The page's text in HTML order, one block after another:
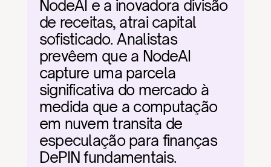
NodeAI e a inovadora divisão
de receitas, atrai capital
sofisticado. Analistas
prevêem que a NodeAI
capture uma parcela
significativa do mercado à
medida que a computação
em nuvem transita de
especulação para finanças
DePIN fundamentais.